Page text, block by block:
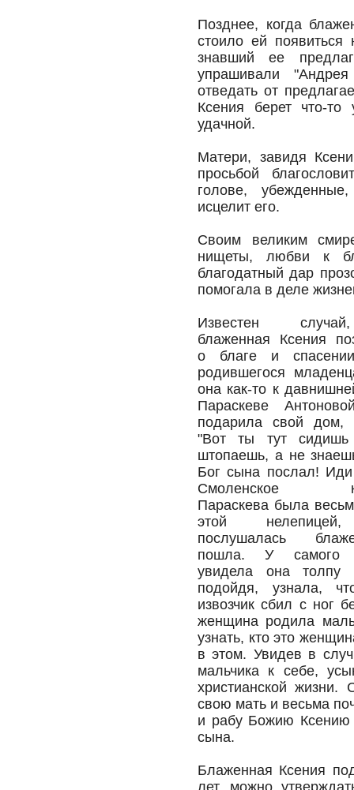
Позднее, когда
стоило ей
знавший ее
упрашивали
отведать от
Ксения берет что-то
удачной.
Матери, завидя
просьбой
голове,
исцелит его.
Своим великим
нищеты, любви к
благодатный дар
помогала в деле
Известен
блаженная Ксения
о благе и
родившегося
она как-то к
Параскеве
подарила свой дом,
"Вот ты тут
штопаешь, а не
Бог сына послал!
Смоленское
Параскева была
этой
послушалась
пошла. У самого
увидела она толпу
подойдя, узнала,
извозчик сбил с ног
женщина родила
узнать, кто это
в этом. Увидев в
мальчика к себе,
христианской
свою мать и весьма
и рабу Божию Ксению
сына.
Блаженная Ксения
лет, можно